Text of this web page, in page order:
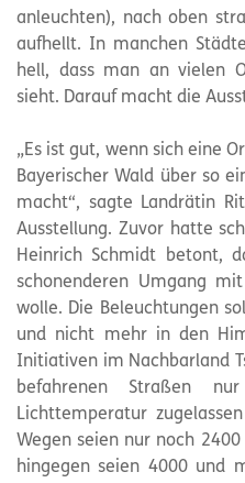
anleuchten), nach oben
aufhellt. In manchen
hell, dass man an vielen
sieht. Darauf macht die
„Es ist gut, wenn sich eine
Bayerischer Wald über so
macht“, sagte Landrätin
Ausstellung. Zuvor hatte
Heinrich Schmidt betont,
schonenderen Umgang
wolle. Die Beleuchtungen
und nicht mehr in den
Initiativen im Nachbarland
befahrenen Straßen
Lichttemperatur
Wegen seien nur noch
hingegen seien 4000 und